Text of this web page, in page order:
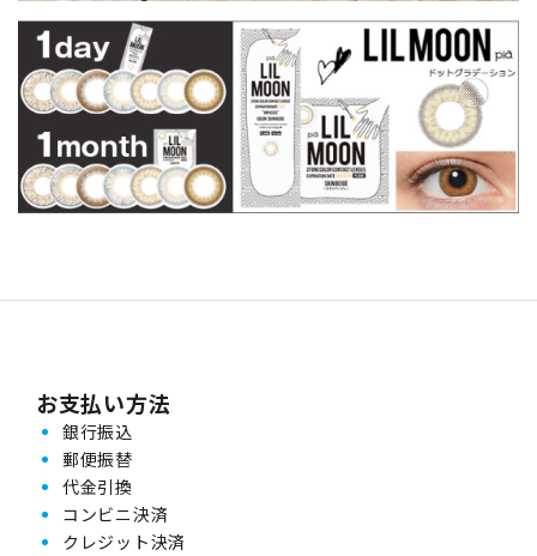
お支払い方法
銀行振込
郵便振替
代金引換
コンビニ決済
クレジット決済